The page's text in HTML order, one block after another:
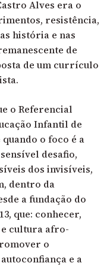
Alves era o
resistência,
história e nas
de
de um currículo
o Referencial
Infantil de
o foco é a
desafio,
dos invisíveis,
dentro da
a fundação do
que: conhecer,
cultura afro-
o
e a